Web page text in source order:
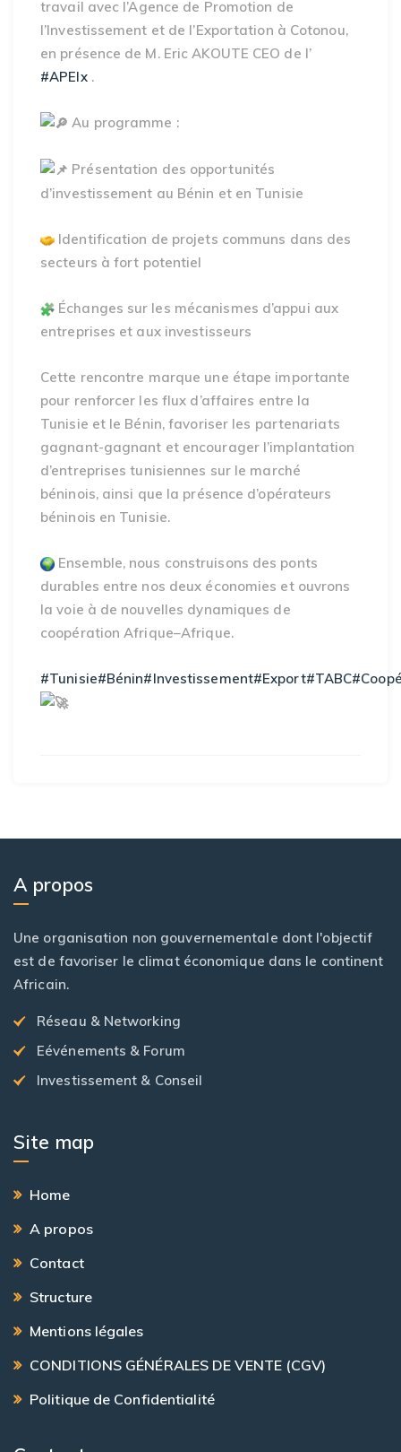
travail avec l’Agence de Promotion de
l’Investissement et de l’Exportation à Cotonou,
en présence de M. Eric AKOUTE CEO de l’
#APEIx.
Au programme :
Présentation des opportunités
d’investissement au Bénin et en Tunisie
Identification de projets communs dans des
secteurs à fort potentiel
Échanges sur les mécanismes d’appui aux
entreprises et aux investisseurs
Cette rencontre marque une étape importante
pour renforcer les flux d’affaires entre la
Tunisie et le Bénin, favoriser les partenariats
gagnant-gagnant et encourager l’implantation
d’entreprises tunisiennes sur le marché
béninois, ainsi que la présence d’opérateurs
béninois en Tunisie.
Ensemble, nous construisons des ponts
durables entre nos deux économies et ouvrons
la voie à de nouvelles dynamiques de
coopération Afrique–Afrique.
#Tunisie#Bénin#Investissement#Export#TABC
A propos
Une organisation non gouvernementale dont l'objectif
est de favoriser le climat économique dans le continent
Africain.
Réseau & Networking
Eévénements & Forum
Investissement & Conseil
Site map
Home
A propos
Contact
Structure
Mentions légales
CONDITIONS GÉNÉRALES DE VENTE (CGV)
Politique de Confidentialité